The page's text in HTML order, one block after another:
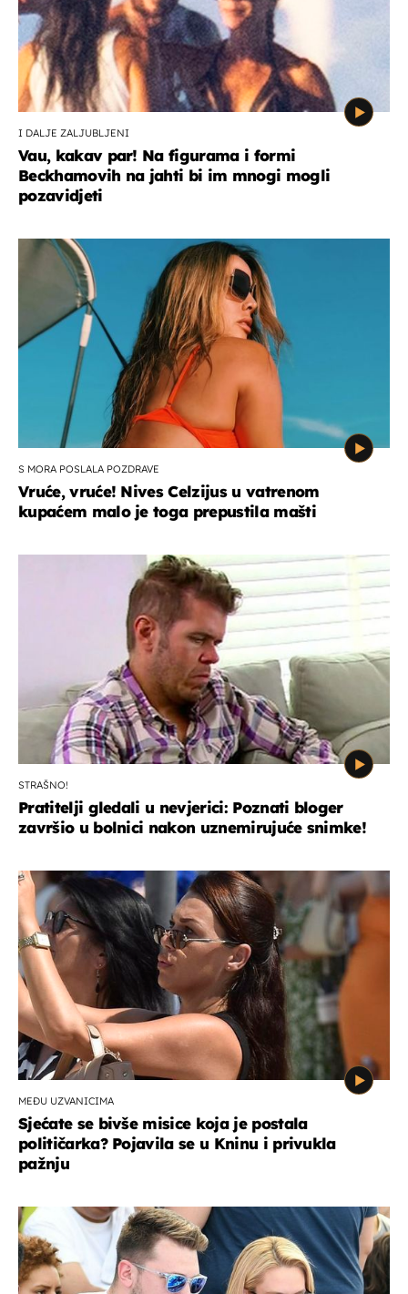
I DALJE ZALJUBLJENI
Vau, kakav par! Na figurama i formi
Beckhamovih na jahti bi im mnogi mogli
pozavidjeti
S MORA POSLALA POZDRAVE
Vruće, vruće! Nives Celzijus u vatrenom
kupaćem malo je toga prepustila mašti
STRAŠNO!
Pratitelji gledali u nevjerici: Poznati bloger
završio u bolnici nakon uznemirujuće snimke!
MEĐU UZVANICIMA
Sjećate se bivše misice koja je postala
političarka? Pojavila se u Kninu i privukla
pažnju